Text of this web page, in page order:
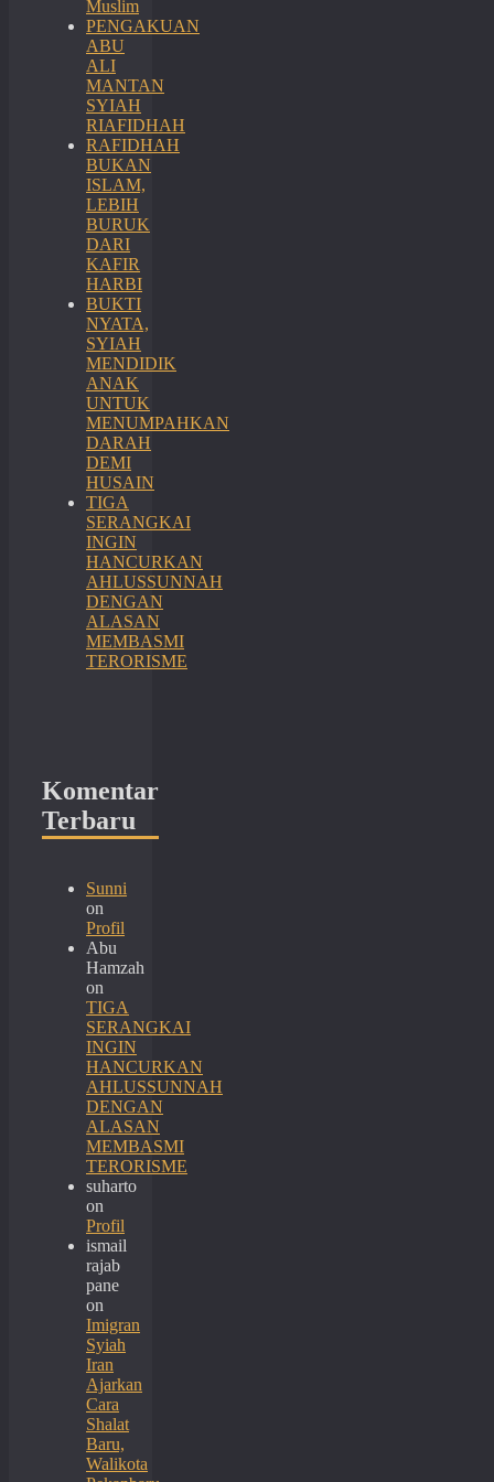
Muslim
PENGAKUAN
ABU
ALI
MANTAN
SYIAH
RIAFIDHAH
RAFIDHAH
BUKAN
ISLAM,
LEBIH
BURUK
DARI
KAFIR
HARBI
BUKTI
NYATA,
SYIAH
MENDIDIK
ANAK
UNTUK
MENUMPAHKAN
DARAH
DEMI
HUSAIN
TIGA
SERANGKAI
INGIN
HANCURKAN
AHLUSSUNNAH
DENGAN
ALASAN
MEMBASMI
TERORISME
Komentar
Terbaru
Sunni
on
Profil
Abu
Hamzah
on
TIGA
SERANGKAI
INGIN
HANCURKAN
AHLUSSUNNAH
DENGAN
ALASAN
MEMBASMI
TERORISME
suharto
on
Profil
ismail
rajab
pane
on
Imigran
Syiah
Iran
Ajarkan
Cara
Shalat
Baru,
Walikota